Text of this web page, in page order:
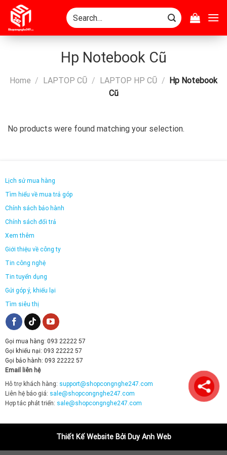
Skip
content
Search
for:
Hp Notebook Cũ
Home / LAPTOP CŨ / LAPTOP HP CŨ /
Hp Notebook
Cũ
No products were found matching your selection.
Lịch sử mua hàng
Tìm hiểu về mua trả góp
Chính sách bảo hành
Chính sách đổi trả
Xem thêm
Giới thiệu về công ty
Tin công nghệ
Tin tuyển dụng
Gửi góp ý, khiếu lại
Tìm siêu thị
Gọi mua hàng: 093 22222 57
Gọi khiếu nại: 093 22222 57
Gọi bảo hành: 093 22222 57
Email liên hệ
Hỗ trợ khách hàng: support@shopcongnghe247.com
Liên hệ báo giá: sale@shopcongnghe247.com
Hợp tác phát triển: sale@shopcongnghe247.com
Thiết Kế Website Bởi Duy Anh Web